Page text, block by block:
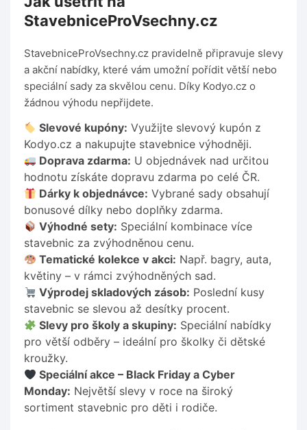
StavebniceProVsechny.cz
StavebniceProVsechny.cz pravidelně připravuje slevy
a akční nabídky, které vám umožní pořídit větší nebo
speciální sady za skvělou cenu. Díky Kodyo.cz o
žádnou výhodu nepřijdete.
Slevové kupóny: Využijte slevový kupón z
Kodyo.cz a nakupujte stavebnice výhodněji.
Doprava zdarma: U objednávek nad určitou
hodnotu získáte dopravu zdarma po celé ČR.
Dárky k objednávce: Vybrané sady obsahují
bonusové dílky nebo doplňky zdarma.
Výhodné sety: Speciální kombinace více
stavebnic za zvýhodněnou cenu.
Tematické kolekce v akci: Např. bagry, auta,
květiny – v rámci zvýhodněných sad.
Výprodej skladových zásob: Poslední kusy
stavebnic se slevou až desítky procent.
Slevy pro školy a skupiny: Speciální nabídky
pro větší odběry – ideální pro školky či dětské
kroužky.
Speciální akce – Black Friday a Cyber
Monday: Největší slevy v roce na široký
sortiment stavebnic pro děti i rodiče.